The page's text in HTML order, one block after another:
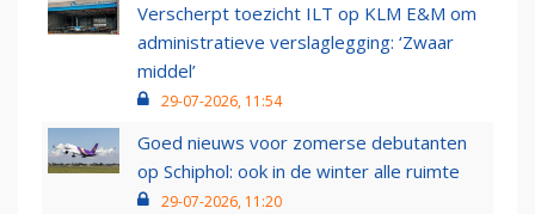
Verscherpt toezicht ILT op KLM E&M om
administratieve verslaglegging: ‘Zwaar
middel’
29-07-2026, 11:54
Goed nieuws voor zomerse debutanten
op Schiphol: ook in de winter alle ruimte
29-07-2026, 11:20